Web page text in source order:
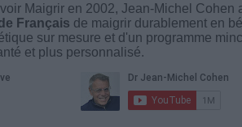
Maigrir en 2002, Jean-Michel Cohen
Français de maigrir durablement en
sur mesure et d'un programme
et plus personnalisé.